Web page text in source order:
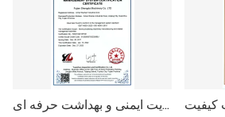
گواهینامه سیستم مدیریت ایمنی و بهداشت حرفه ای